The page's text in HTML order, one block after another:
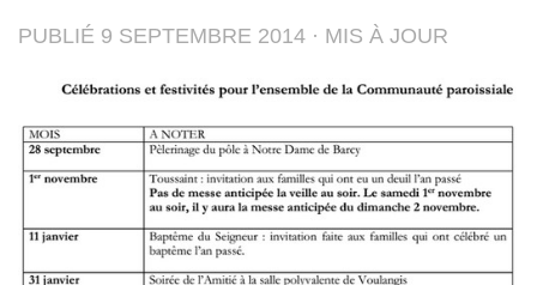
PUBLIÉ 9 SEPTEMBRE 2014 · MIS À JOUR